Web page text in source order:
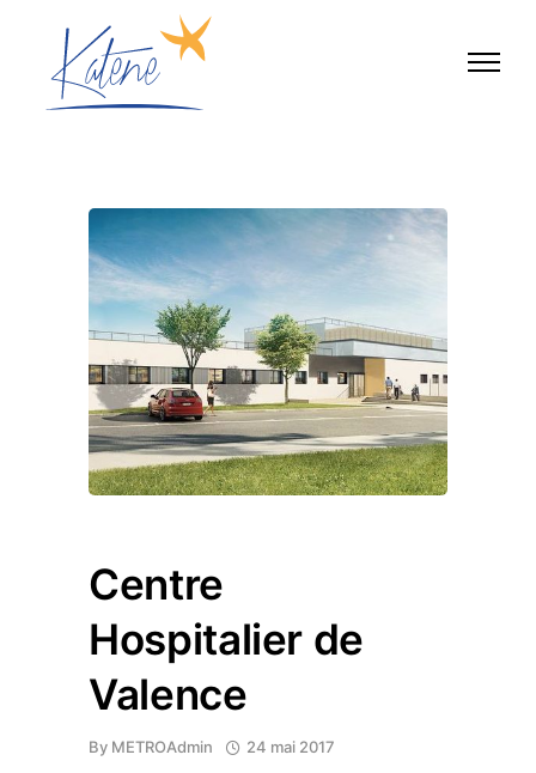
Centre
Hospitalier de
Valence
By METROAdmin 24 mai 2017